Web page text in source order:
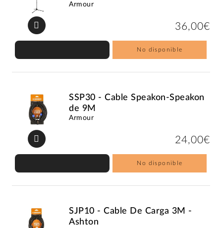
Armour
36,00€
No disponible
SSP30 - Cable Speakon-Speakon
de 9M
Armour
24,00€
No disponible
SJP10 - Cable De Carga 3M -
Ashton